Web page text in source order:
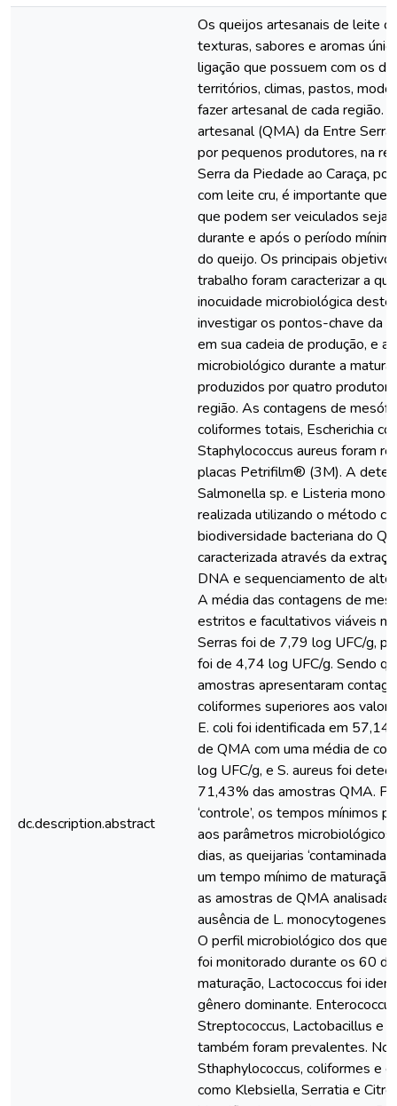
dc.description.abstract
Os queijos artesanais de leite
texturas, sabores e aromas
ligação que possuem com os
territórios, climas, pastos,
fazer artesanal de cada região.
artesanal (QMA) da Entre
por pequenos produtores, na
Serra da Piedade ao Caraça,
com leite cru, é importante que
que podem ser veiculados
durante e após o período
do queijo. Os principais
trabalho foram caracterizar a
inocuidade microbiológica
investigar os pontos-chave da
em sua cadeia de produção, e
microbiológico durante a
produzidos por quatro
região. As contagens de
coliformes totais, Escherichia
Staphylococcus aureus foram
placas Petrifilm® (3M). A
Salmonella sp. e Listeria
realizada utilizando o método
biodiversidade bacteriana do
caracterizada através da
DNA e sequenciamento de alto
A média das contagens de
estritos e facultativos viáveis
Serras foi de 7,79 log UFC/g,
foi de 4,74 log UFC/g. Sendo
amostras apresentaram
coliformes superiores aos
E. coli foi identificada em
de QMA com uma média de
log UFC/g, e S. aureus foi
71,43% das amostras QMA.
‘controle’, os tempos mínimos
aos parâmetros
dias, as queijarias
um tempo mínimo de
as amostras de QMA
ausência de L. monocytogenes
O perfil microbiológico dos
foi monitorado durante os 60
maturação, Lactococcus foi
gênero dominante.
Streptococcus, Lactobacillus e
também foram prevalentes. No
Sthaphylococcus, coliformes e
como Klebsiella, Serratia e